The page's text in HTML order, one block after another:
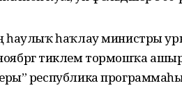
һаҡлау министры
ноябргә тиклем тормошҡа
республика программаһы